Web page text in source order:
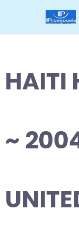
HAITI
~